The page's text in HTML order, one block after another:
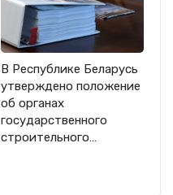
В Республике Беларусь
утверждено положение
об органах
государственного
строительного…